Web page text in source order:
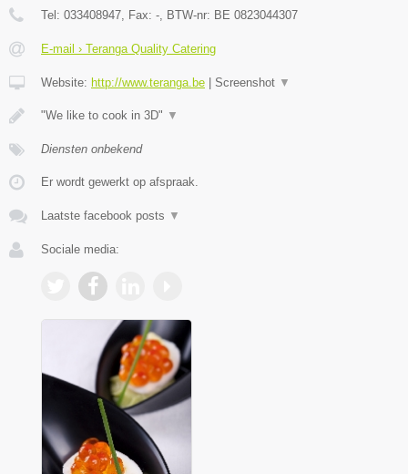
Tel: 033408947, Fax: -, BTW-nr: BE 0823044307
E-mail › Teranga Quality Catering
Website: http://www.teranga.be Screenshot ▼
"We like to cook in 3D" ▼
Diensten onbekend
Er wordt gewerkt op afspraak.
Laatste facebook posts ▼
Sociale media: